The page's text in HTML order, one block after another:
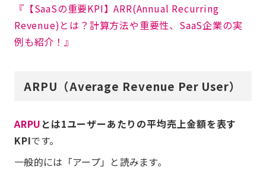
『【SaaSの重要KPI】ARR(Annual Recurring
Revenue)とは？計算方法や重要性、SaaS企業の実
例も紹介！』
ARPU（Average Revenue Per User）
ARPU とは1ユーザーあたりの平均売上金額を表す
KPIです。
一般的には「アープ」と読みます。